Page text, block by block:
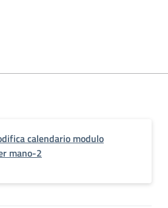
calendario modulo
mano-2